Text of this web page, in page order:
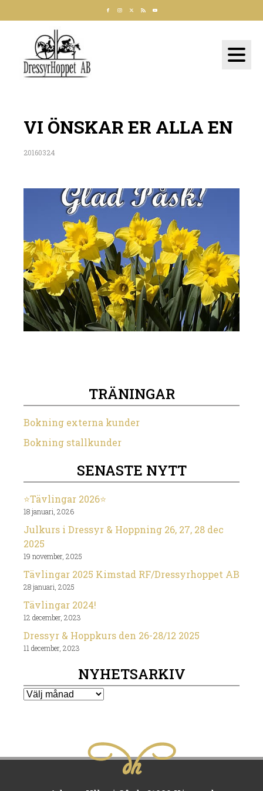
VI ÖNSKAR ER ALLA EN
20160324
TRÄNINGAR
Bokning externa kunder
Bokning stallkunder
SENASTE NYTT
⭐️Tävlingar 2026⭐️
18 januari, 2026
Julkurs i Dressyr & Hoppning 26, 27, 28 dec
2025
19 november, 2025
Tävlingar 2025 Kimstad RF/Dressyrhoppet AB
28 januari, 2025
Tävlingar 2024!
12 december, 2023
Dressyr & Hoppkurs den 26-28/12 2025
11 december, 2023
NYHETSARKIV
Nyhetsarkiv